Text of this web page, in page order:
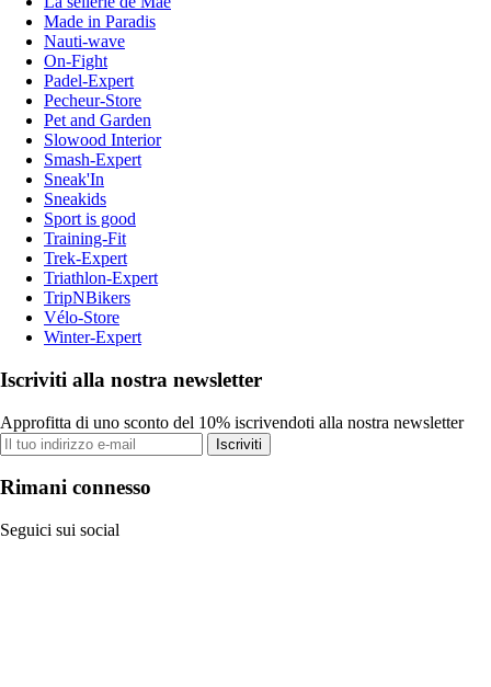
Made in Paradis
Nauti-wave
On-Fight
Padel-Expert
Pecheur-Store
Pet and Garden
Slowood Interior
Smash-Expert
Sneak'In
Sneakids
Sport is good
Training-Fit
Trek-Expert
Triathlon-Expert
TripNBikers
Vélo-Store
Winter-Expert
Iscriviti alla nostra newsletter
Approfitta di uno sconto del 10% iscrivendoti alla nostra newsletter
Iscriviti
Rimani connesso
Seguici sui social